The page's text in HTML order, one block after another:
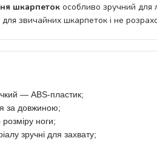
шкарпеток особливо зручний для
звичайних шкарпеток і не
— ABS-пластик;
за довжиною;
ноги;
зручні для захвату;